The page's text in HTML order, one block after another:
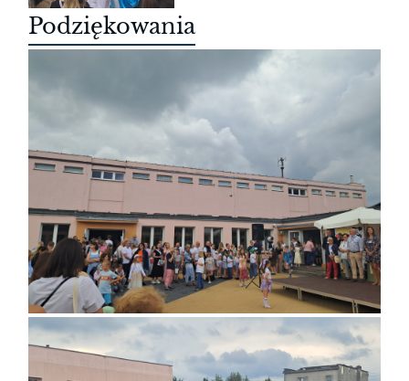
Podziękowania